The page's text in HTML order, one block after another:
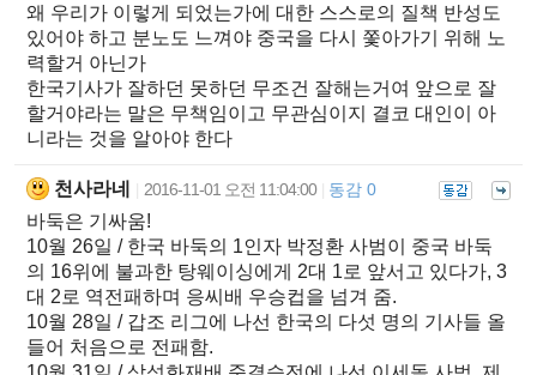
왜 우리가 이렇게 되었는가에 대한 스스로의 질책 반성도
있어야 하고 분노도 느껴야 중국을 다시 쫓아가기 위해 노
력할거 아닌가
한국기사가 잘하던 못하던 무조건 잘해는거여 앞으로 잘
할거야라는 말은 무책임이고 무관심이지 결코 대인이 아
니라는 것을 알아야 한다
천사라네 2016-11-01 오전 11:04:00 동감 0
바둑은 기싸움!
10월 26일 / 한국 바둑의 1인자 박정환 사범이 중국 바둑
의 16위에 불과한 탕웨이싱에게 2대 1로 앞서고 있다가, 3
대 2로 역전패하며 응씨배 우승컵을 넘겨 줌.
10월 28일 / 갑조 리그에 나선 한국의 다섯 명의 기사들 올
들어 처음으로 전패함.